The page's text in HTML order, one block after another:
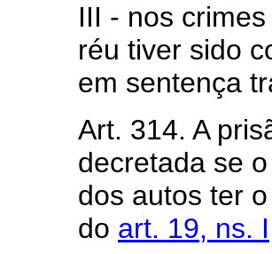
III - nos
réu tiver sido
em sentença
Art. 314. A
decretada se
dos autos ter
do art. 19, ns.